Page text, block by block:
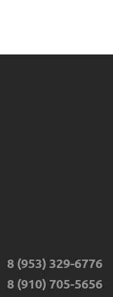
8 (953) 329-6776
8 (910) 705-5656